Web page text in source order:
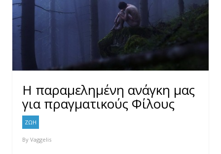
Η παραμελημένη ανάγκη μας
για πραγματικούς Φίλους
ΖΩΗ
By Vaggelis